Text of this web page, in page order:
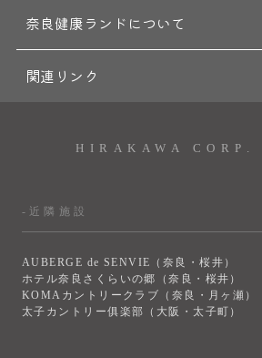
奈良健康ランドについて
関連リンク
HIRAKAWA CORP.
-近隣施設
AUBERGE de SENVIE（奈良・桜井）
ホテル奈良さくらいの郷（奈良・桜井）
KOMAカントリークラブ（奈良・月ヶ瀬）
太子カントリー俱楽部（大阪・太子町）